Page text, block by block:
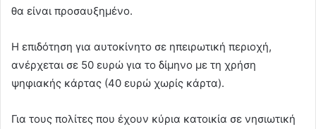
θα είναι προσαυξημένο.
Η επιδότηση για αυτοκίνητο σε ηπειρωτική περιοχή,
ανέρχεται σε 50 ευρώ για το δίμηνο με τη χρήση
ψηφιακής κάρτας (40 ευρώ χωρίς κάρτα).
Για τους πολίτες που έχουν κύρια κατοικία σε νησιωτική